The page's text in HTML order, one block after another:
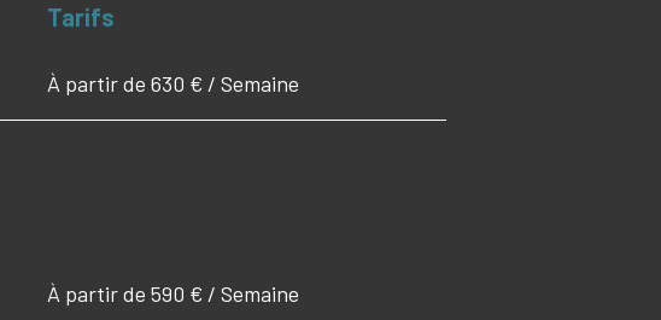
Tarifs
À partir de 630 € / Semaine
À partir de 590 € / Semaine